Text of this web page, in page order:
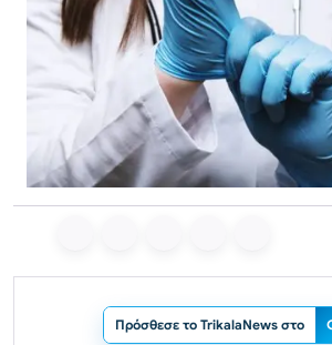
Πρόσθεσε το TrikalaNews στο